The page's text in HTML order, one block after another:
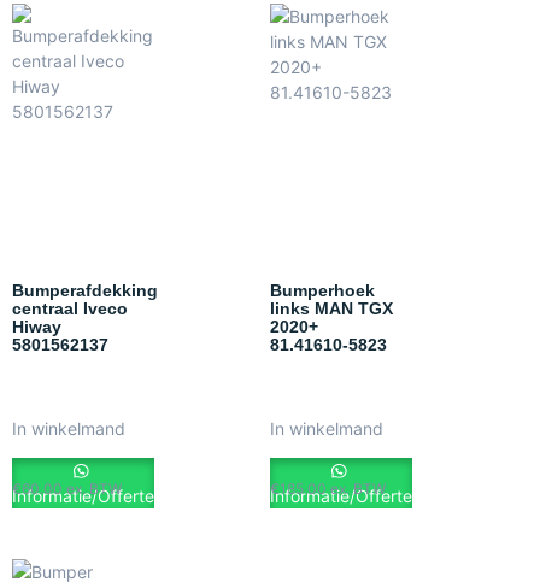
Bumperafdekking
centraal Iveco
Hiway
5801562137
€60.00 ex. BTW
In winkelmand
Informatie/Offerte
Bumperhoek
links MAN TGX
2020+
81.41610-5823
€185.00 ex. BTW
In winkelmand
Informatie/Offerte